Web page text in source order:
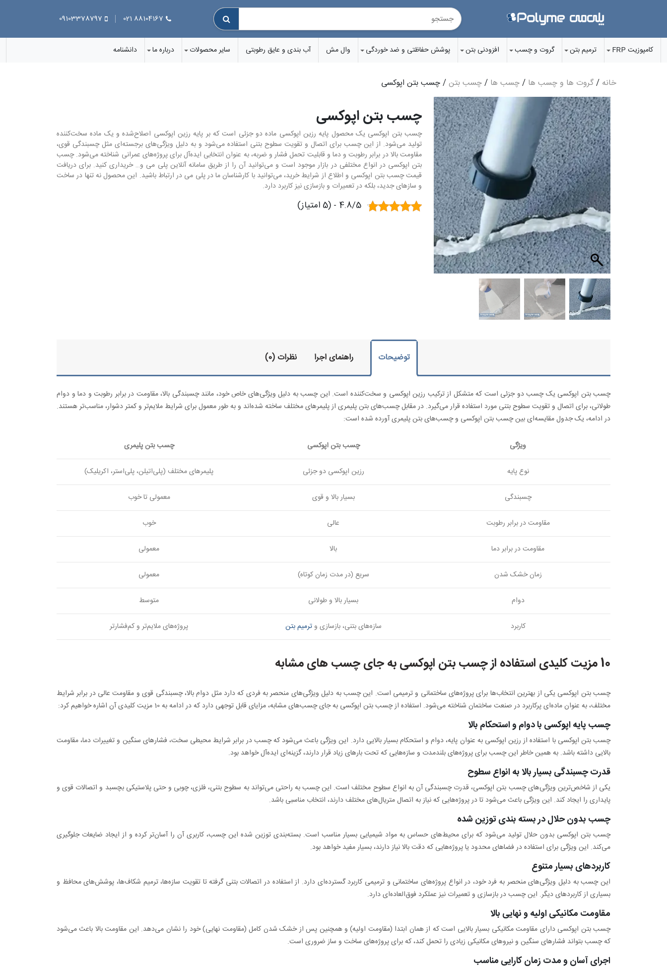
88104167 021
09103378797
کامپوزیت FRP ترمیم بتن گروت‌ و چسب‌ افزودنی‌ بتن پوشش‌ حفاظتی و ضد خوردگی وال مش آب بندی و عایق رطوبتی سایر محصولات درباره ما دانشنامه
خانه /گروت ها و چسب ها /چسب ها /چسب بتن/ چسب بتن اپوکسی
چسب بتن اپوکسی
چسب بتن اپوکسی یک محصول پایه رزین اپوکسی ماده دو جزئی است که بر پایه رزین اپوکسی اصلاح‌شده و یک ماده سخت‌کننده
تولید می‌شود. از این چسب برای اتصال و تقویت سطوح بتنی استفاده می‌شود و به دلیل ویژگی‌های برجسته‌ای مثل چسبندگی قوی،
مقاومت بالا در برابر رطوبت و دما و قابلیت تحمل فشار و ضربه، به عنوان انتخابی ایده‌آل برای پروژه‌های عمرانی شناخته می‌شود. چسب
بتن اپوکسی در انواع مختلفی در بازار موجود است و می‌توانید آن را از طریق سامانه آنلاین پلی می و… خریداری کنید. برای دریافت
قیمت چسب بتن اپوکسی و اطلاع از شرایط خرید، می‌توانید با کارشناسان ما در پلی می در ارتباط باشید. این محصول نه تنها در ساخت
و سازهای جدید، بلکه در تعمیرات و بازسازی نیز کاربرد دارد.
4.8/5 - (5 امتیاز)
توضیحات راهنمای اجرا نظرات (0)
چسب بتن اپوکسی یک چسب دو جزئی است که متشکل از ترکیب رزین اپوکسی و سخت‌کننده است. این چسب به دلیل ویژگی‌های خاص خود، مانند چسبندگی بالا، مقاومت در برابر رطوبت و دما و دوام
طولانی، برای اتصال و تقویت سطوح بتنی مورد استفاده قرار می‌گیرد. در مقابل چسب‌های بتن پلیمری از پلیمرهای مختلف ساخته شده‌اند و به طور معمول برای شرایط ملایم‌تر و کمتر دشوار، مناسب‌تر هستند.
در ادامه، یک جدول مقایسه‌ای بین چسب بتن اپوکسی و چسب‌های بتن پلیمری آورده شده است:
ویژگی چسب بتن اپوکسی چسب بتن پلیمری
نوع پایه رزین اپوکسی دو جزئی پلیمرهای مختلف (پلی‌اتیلن، پلی‌استر، اکریلیک)
چسبندگی بسیار بالا و قوی معمولی تا خوب
مقاومت در برابر رطوبت عالی خوب
مقاومت در برابر دما بالا معمولی
زمان خشک شدن سریع (در مدت زمان کوتاه) معمولی
دوام بسیار بالا و طولانی متوسط
کاربرد سازه‌های بتنی، بازسازی وترمیم بتن پروژه‌های ملایم‌تر و کم‌فشارتر
10 مزیت کلیدی استفاده از چسب بتن اپوکسی به جای چسب های مشابه
چسب بتن اپوکسی یکی از بهترین انتخاب‌ها برای پروژه‌های ساختمانی و ترمیمی است. این چسب به دلیل ویژگی‌های منحصر به فردی که دارد مثل دوام بالا، چسبندگی قوی و مقاومت عالی در برابر شرایط
مختلف، به عنوان ماده‌ای پرکاربرد در صنعت ساختمان شناخته می‌شود. استفاده از چسب بتن اپوکسی به جای چسب‌های مشابه، مزایای قابل توجهی دارد که در ادامه به 10 مزیت کلیدی آن اشاره خواهیم کرد:
چسب پایه اپوکسی با دوام و استحکام بالا
چسب بتن اپوکسی با استفاده از رزین اپوکسی به عنوان پایه، دوام و استحکام بسیار بالایی دارد. این ویژگی باعث می‌شود که چسب در برابر شرایط محیطی سخت، فشارهای سنگین و تغییرات دما، مقاومت
بالایی داشته باشد. به همین خاطر این چسب برای پروژه‌های بلندمدت و سازه‌هایی که تحت بارهای زیاد قرار دارند، گزینه‌ای ایده‌آل خواهد بود.
قدرت چسبندگی بسیار بالا به انواع سطوح
یکی از شاخص‌ترین ویژگی‌های چسب بتن اپوکسی، قدرت چسبندگی آن به انواع سطوح مختلف است. این چسب به راحتی می‌تواند به سطوح بتنی، فلزی، چوبی و حتی پلاستیکی بچسبد و اتصالات قوی و
پایداری را ایجاد کند. این ویژگی باعث می‌شود تا در پروژه‌هایی که نیاز به اتصال متریال‌های مختلف دارند، انتخاب مناسبی باشد.
چسب بدون حلال در بسته بندی توزین شده
چسب بتن اپوکسی بدون حلال تولید می‌شود که برای محیط‌های حساس به مواد شیمیایی بسیار مناسب است. بسته‌بندی توزین شده این چسب، کاربری آن را آسان‌تر کرده و از ایجاد ضایعات جلوگیری
می‌کند. این ویژگی برای استفاده در فضاهای محدود یا پروژه‌هایی که دقت بالا نیاز دارند، بسیار مفید خواهد بود.
کاربردهای بسیار متنوع
این چسب به دلیل ویژگی‌های منحصر به فرد خود، در انواع پروژه‌های ساختمانی و ترمیمی کاربرد گسترده‌ای دارد. از استفاده در اتصالات بتنی گرفته تا تقویت سازه‌ها، ترمیم شکاف‌ها، پوشش‌های محافظ و
بسیاری از کاربردهای دیگر. این چسب در بازسازی و تعمیرات نیز عملکرد فوق‌العاده‌ای دارد.
مقاومت مکانیکی اولیه و نهایی بالا
چسب بتن اپوکسی دارای مقاومت مکانیکی بسیار بالایی است که از همان ابتدا (مقاومت اولیه) و همچنین پس از خشک شدن کامل (مقاومت نهایی) خود را نشان می‌دهد. این مقاومت بالا باعث می‌شود
که چسب بتواند فشارهای سنگین و نیروهای مکانیکی زیادی را تحمل کند، که برای پروژه‌های ساخت و ساز ضروری است.
اجرای آسان و مدت زمان کارایی مناسب